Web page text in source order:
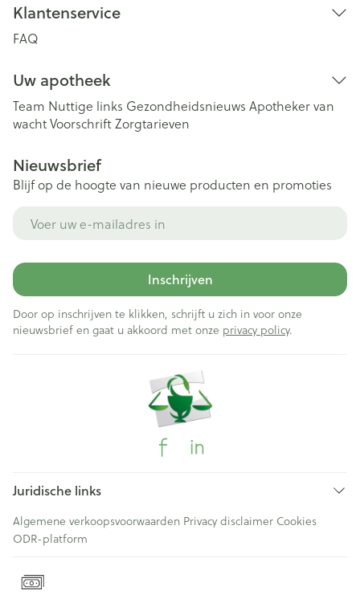
Klantenservice
FAQ
Uw apotheek
Team Nuttige links Gezondheidsnieuws Apotheker van
wachtVoorschriftZorgtarieven
Nieuwsbrief
Blijf op de hoogte van nieuwe producten en promoties
Inschrijven
Door op inschrijven te klikken, schrijft u zich in voor onze
nieuwsbrief en gaat u akkoord met onze privacy policy.
Juridische links
Algemene verkoopsvoorwaarden Privacy disclaimer Cookies
ODR-platform